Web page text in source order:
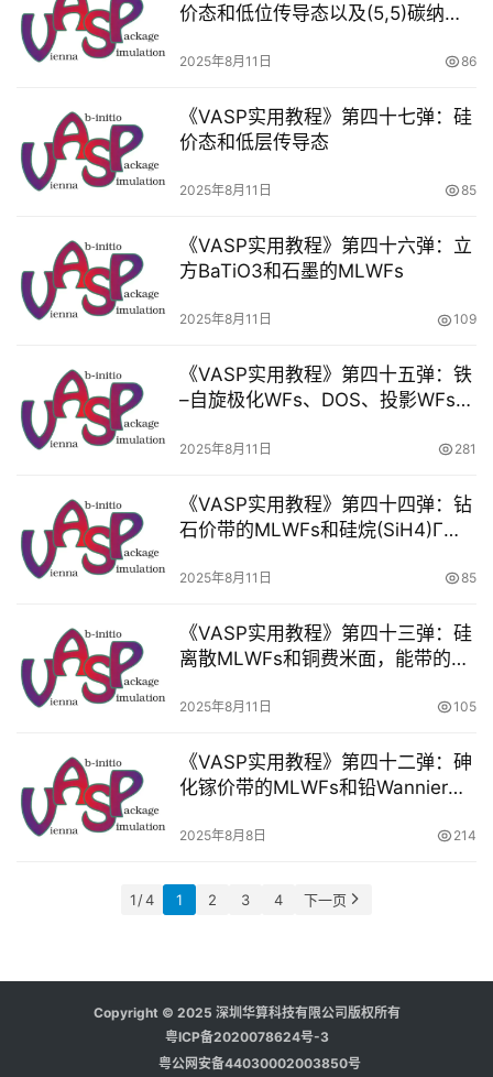
解
读
术
招
聘
费
资
价态和低位传导态以及(5,5)碳纳米
2025年8月11日 86
《VASP实用教程》第四十七弹：硅
价态和低层传导态
2025年8月11日 85
《VASP实用教程》第四十六弹：立
方BaTiO3和石墨的MLWFs
2025年8月11日 109
《VASP实用教程》第四十五弹：铁
–自旋极化WFs、DOS、投影WFs
2025年8月11日 281
《VASP实用教程》第四十四弹：钻
石价带的MLWFs和硅烷(SiH4)Γ点
2025年8月11日 85
《VASP实用教程》第四十三弹：硅
离散MLWFs和铜费米面，能带的轨
2025年8月11日 105
《VASP实用教程》第四十二弹：砷
化镓价带的MLWFs和铅Wannier插
2025年8月8日 214
1 / 4 1 2 3 4 下一页
Copyright © 2025 深圳华算科技有限公司版权所有
粤ICP备2020078624号-3
粤公网安备44030002003850号